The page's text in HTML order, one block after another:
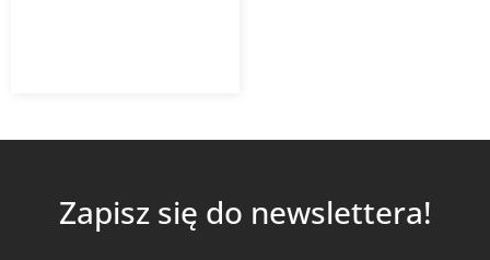
Zapisz się do newslettera!